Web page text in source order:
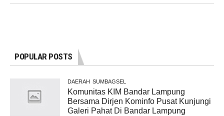
POPULAR POSTS
DAERAH SUMBAGSEL
Komunitas KIM Bandar Lampung
Bersama Dirjen Kominfo Pusat Kunjungi
Galeri Pahat Di Bandar Lampung